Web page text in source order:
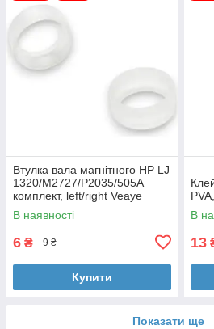
Втулка вала магнітного HP LJ
1320/M2727/P2035/505A
комплект, left/right Veaye
(BSHMR-505U-VE)
В наявності
6 ₴ 9 ₴
Купити
В
13
Показати ще